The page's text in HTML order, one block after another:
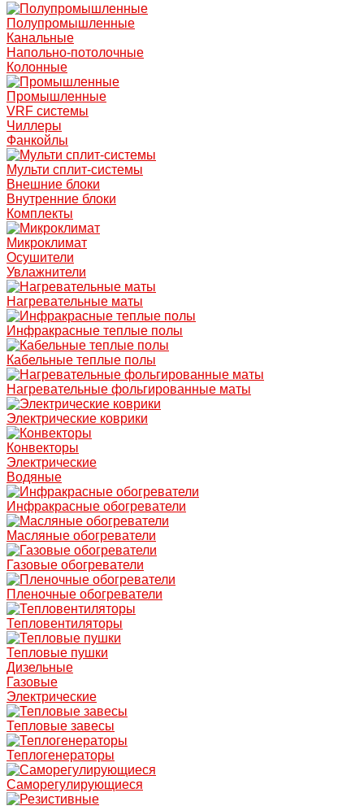
Полупромышленные
Канальные
Напольно-потолочные
Колонные
Промышленные
VRF системы
Чиллеры
Фанкойлы
Мульти сплит-системы
Внешние блоки
Внутренние блоки
Комплекты
Микроклимат
Осушители
Увлажнители
Нагревательные маты
Инфракрасные теплые полы
Кабельные теплые полы
Нагревательные фольгированные маты
Электрические коврики
Конвекторы
Электрические
Водяные
Инфракрасные обогреватели
Масляные обогреватели
Газовые обогреватели
Пленочные обогреватели
Тепловентиляторы
Тепловые пушки
Дизельные
Газовые
Электрические
Тепловые завесы
Теплогенераторы
Саморегулирующиеся